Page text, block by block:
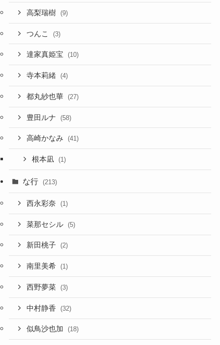
高梨瑞樹 (9)
つんこ (3)
達家真姫宝 (10)
寺本莉緒 (4)
都丸紗也華 (27)
豊田ルナ (58)
高崎かなみ (41)
根本凪 (1)
な行 (213)
西永彩奈 (1)
菜那セシル (5)
新田桃子 (2)
南里美希 (1)
西野夢菜 (3)
中村静香 (32)
似鳥沙也加 (18)